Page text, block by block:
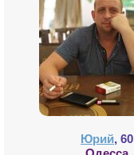
Юрий, 60